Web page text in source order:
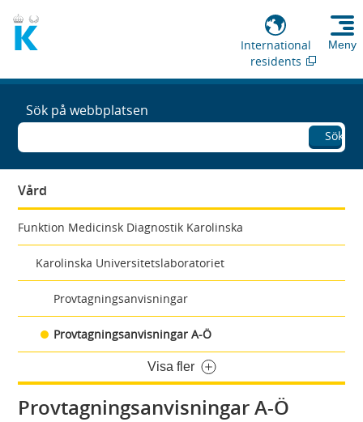
International
residents
Meny
Sök på webbplatsen
Sök
Vård
Funktion Medicinsk Diagnostik Karolinska
Karolinska Universitetslaboratoriet
Provtagningsanvisningar
Provtagningsanvisningar A-Ö
Visa fler
Provtagningsanvisningar A-Ö